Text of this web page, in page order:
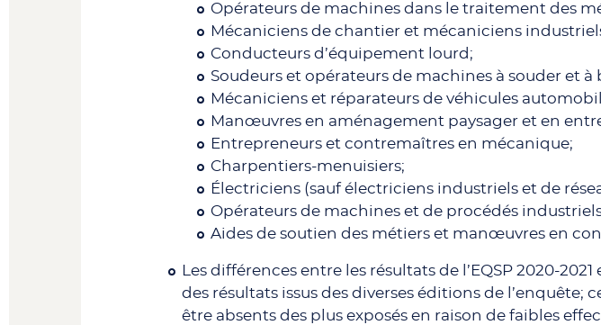
Opérateurs de machines dans le traitement des
Mécaniciens de chantier et mécaniciens
Conducteurs d’équipement lourd;
Soudeurs et opérateurs de machines à souder et à
Mécaniciens et réparateurs de véhicules
Manœuvres en aménagement paysager et en
Entrepreneurs et contremaîtres en mécanique;
Charpentiers-menuisiers;
Électriciens (sauf électriciens industriels et de
Opérateurs de machines et de procédés
Aides de soutien des métiers et manœuvres en
Les différences entre les résultats de l’EQSP 2020-
des résultats issus des diverses éditions de
être absents des plus exposés en raison de faibles